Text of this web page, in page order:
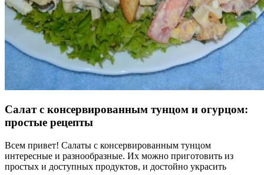
Салат с консервированным тунцом и огурцом:
простые рецепты
Всем привет! Салаты с консервированным тунцом
интересные и разнообразные. Их можно приготовить из
простых и доступных продуктов, и достойно украсить